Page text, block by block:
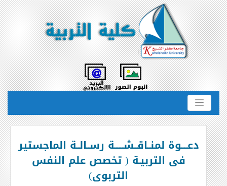
دعــــوة لمنــاقــشــــــة رســالــة الماجستير
فى التربيـة ( تخصص علم النفس
التربوى)